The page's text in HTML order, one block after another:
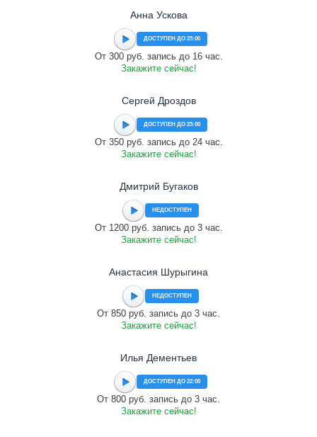
Анна Ускова
ДОСТУПЕН ДО 23:00
От 300 руб. запись до 16 час.
Закажите сейчас!
Сергей Дроздов
ДОСТУПЕН ДО 23:00
От 350 руб. запись до 24 час.
Закажите сейчас!
Дмитрий Бугаков
НЕДОСТУПЕН
От 1200 руб. запись до 3 час.
Закажите сейчас!
Анастасия Шурыгина
НЕДОСТУПЕН
От 850 руб. запись до 3 час.
Закажите сейчас!
Илья Дементьев
ДОСТУПЕН ДО 22:00
От 800 руб. запись до 3 час.
Закажите сейчас!